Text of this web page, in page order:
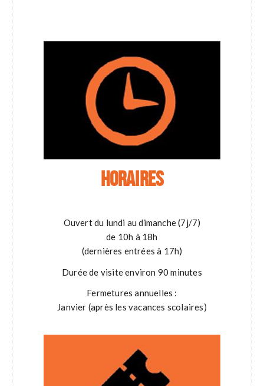
HORAIRES
Ouvert du lundi au dimanche (7j/7)
de 10h à 18h
(dernières entrées à 17h)
Durée de visite environ 90 minutes
Fermetures annuelles :
Janvier (après les vacances scolaires)